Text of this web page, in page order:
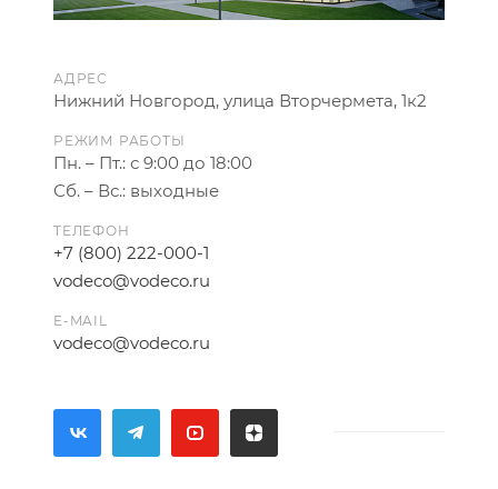
АДРЕС
Нижний Новгород, улица Вторчермета, 1к2
РЕЖИМ РАБОТЫ
Пн. – Пт.: с 9:00 до 18:00
Сб. – Вс.: выходные
ТЕЛЕФОН
+7 (800) 222-000-1
vodeco@vodeco.ru
E-MAIL
vodeco@vodeco.ru